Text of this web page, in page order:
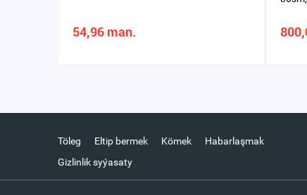
54,96 man.
Töleg Eltip bermek Kömek
Habarlaşmak
Gizlinlik syýasaty